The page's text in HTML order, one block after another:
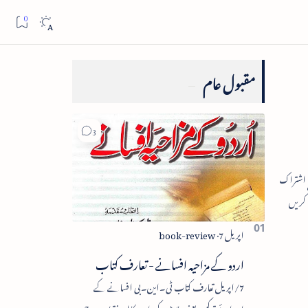
مقبول عام
اردو کے مزاحیہ افسانے - تعارف کتاب
7/اپریل تعارف کتاب ٹی۔این۔بی افسانے کے